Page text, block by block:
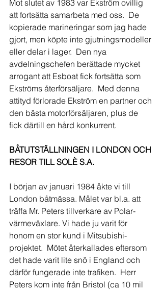
Mot slutet av 1983 var Ekström ovillig
att fortsätta samarbeta med oss.  De
kopierade marineringar som jag hade
gjort, men köpte inte gjutningsmodeller
eller delar i lager.  Den nya
avdelningschefen berättade mycket
arrogant att Esboat fick fortsätta som
Ekströms återförsäljare.  Med denna
attityd förlorade Ekström en partner och
den bästa motorförsäljaren, plus de
fick därtill en hård konkurrent.
BÅTUTSTÄLLNINGEN I LONDON OCH
RESOR TILL SOLÈ S.A.
I början av januari 1984 åkte vi till
London båtmässa. Målet var bl.a. att
träffa Mr. Peters tillverkare av Polar-
värmeväxlare. Vi hade ju varit för
honom en stor kund i Mitsubishi-
projektet.  Mötet återkallades eftersom
det hade varit lite snö i England och
därför fungerade inte trafiken.  Herr
Peters kom inte från Bristol (ca 10 mil